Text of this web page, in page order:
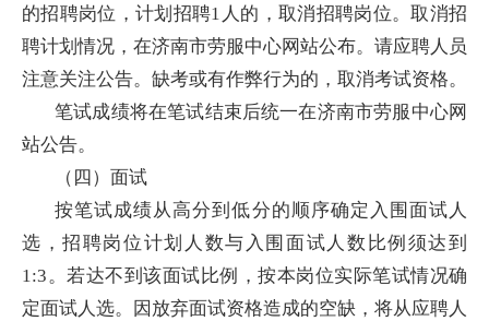
的招聘岗位，计划招聘1人的，取消招聘岗位。取消招
聘计划情况，在济南市劳服中心网站公布。请应聘人员
注意关注公告。缺考或有作弊行为的，取消考试资格。
笔试成绩将在笔试结束后统一在济南市劳服中心网
站公告。
（四）面试
按笔试成绩从高分到低分的顺序确定入围面试人
选，招聘岗位计划人数与入围面试人数比例须达到
1:3。若达不到该面试比例，按本岗位实际笔试情况确
定面试人选。因放弃面试资格造成的空缺，将从应聘人